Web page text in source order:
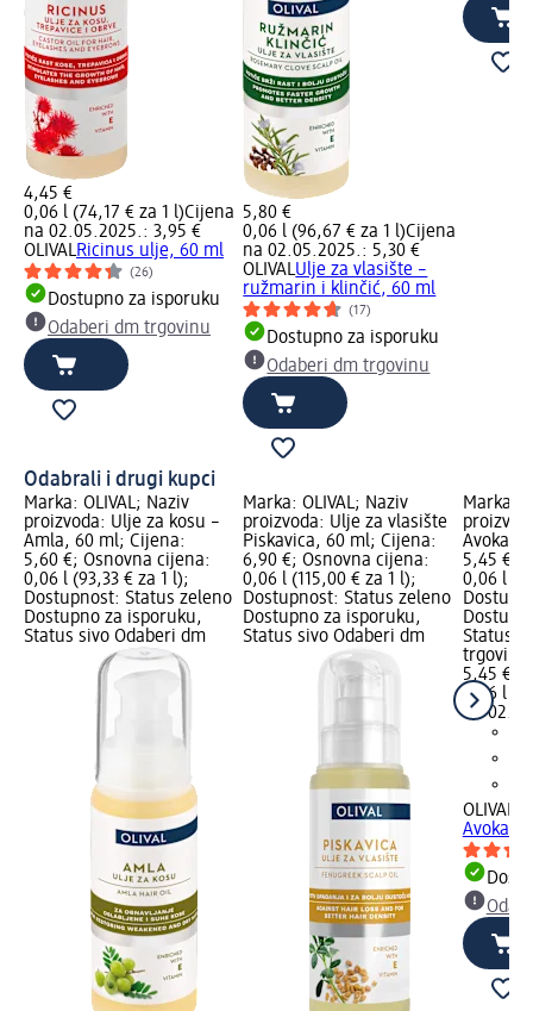
4,45 €
0,06 l (74,17 € za 1 l)Cijena
na 02.05.2025.: 3,95 €
OLIVALRicinus ulje, 60 ml
(26)
Dostupno za isporuku
Odaberi dm trgovinu
5,80 €
0,06 l (96,67 € za 1 l)Cijena
na 02.05.2025.: 5,30 €
OLIVALUlje za vlasište –
ružmarin i klinčić, 60 ml
(17)
Dostupno za isporuku
Odaberi dm trgovinu
Odabrali i drugi kupci
Marka: OLIVAL; Naziv
proizvoda: Ulje za kosu –
Amla, 60 ml; Cijena:
5,60 €; Osnovna cijena:
0,06 l (93,33 € za 1 l);
Dostupnost: Status zeleno
Dostupno za isporuku,
Status sivo Odaberi dm
Marka: OLIVAL; Naziv
proizvoda: Ulje za vlasište
Piskavica, 60 ml; Cijena:
6,90 €; Osnovna cijena:
0,06 l (115,00 € za 1 l);
Dostupnost: Status zeleno
Dostupno za isporuku,
Status sivo Odaberi dm
Marka:
5,45 €;
0,06 l
Status
trgovinu
5,45 €
0,06 l
na
OLIVAL